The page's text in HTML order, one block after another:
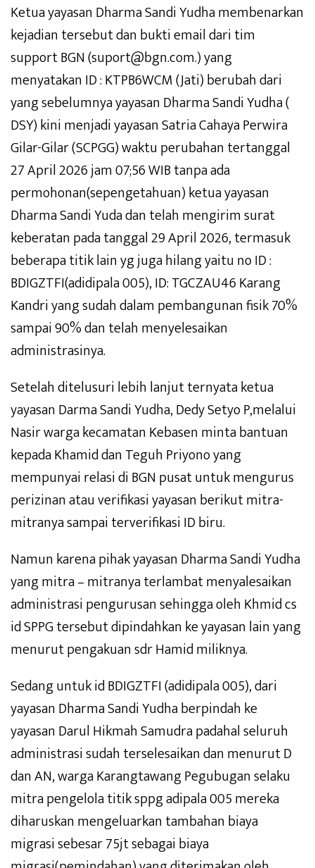
Ketua yayasan Dharma Sandi Yudha membenarkan
kejadian tersebut dan bukti email dari tim
support BGN (suport@bgn.com.) yang
menyatakan ID : KTPB6WCM (Jati) berubah dari
yang sebelumnya yayasan Dharma Sandi Yudha (
DSY) kini menjadi yayasan Satria Cahaya Perwira
Gilar-Gilar (SCPGG) waktu perubahan tertanggal
27 April 2026 jam 07;56 WIB tanpa ada
permohonan(sepengetahuan) ketua yayasan
Dharma Sandi Yuda dan telah mengirim surat
keberatan pada tanggal 29 April 2026, termasuk
beberapa titik lain yg juga hilang yaitu no ID :
BDIGZTFI(adidipala 005), ID: TGCZAU46 Karang
Kandri yang sudah dalam pembangunan fisik 70%
sampai 90% dan telah menyelesaikan
administrasinya.
Setelah ditelusuri lebih lanjut ternyata ketua
yayasan Darma Sandi Yudha, Dedy Setyo P,melalui
Nasir warga kecamatan Kebasen minta bantuan
kepada Khamid dan Teguh Priyono yang
mempunyai relasi di BGN pusat untuk mengurus
perizinan atau verifikasi yayasan berikut mitra-
mitranya sampai terverifikasi ID biru.
Namun karena pihak yayasan Dharma Sandi Yudha
yang mitra – mitranya terlambat menyalesaikan
administrasi pengurusan sehingga oleh Khmid cs
id SPPG tersebut dipindahkan ke yayasan lain yang
menurut pengakuan sdr Hamid miliknya.
Sedang untuk id BDIGZTFI (adidipala 005), dari
yayasan Dharma Sandi Yudha berpindah ke
yayasan Darul Hikmah Samudra padahal seluruh
administrasi sudah terselesaikan dan menurut D
dan AN, warga Karangtawang Pegubugan selaku
mitra pengelola titik sppg adipala 005 mereka
diharuskan mengeluarkan tambahan biaya
migrasi sebesar 75jt sebagai biaya